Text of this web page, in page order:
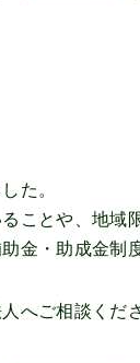
た。
ことや、地域
金・助成金制
へご相談くだ